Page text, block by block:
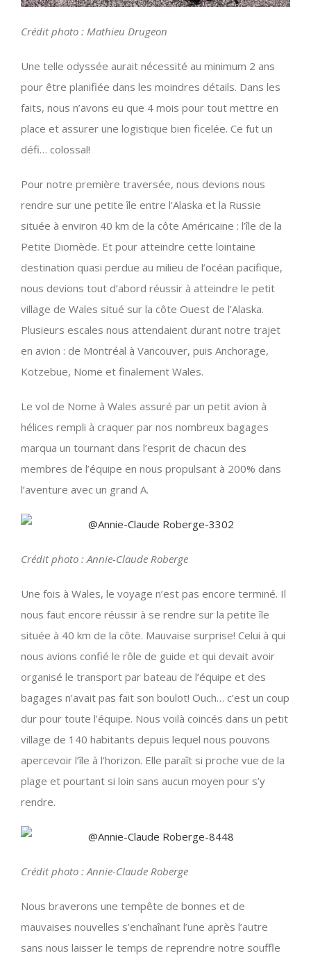
Crédit photo : Mathieu Drugeon
Une telle odyssée aurait nécessité au minimum 2 ans
pour être planifiée dans les moindres détails. Dans les
faits, nous n’avons eu que 4 mois pour tout mettre en
place et assurer une logistique bien ficelée. Ce fut un
défi… colossal!
Pour notre première traversée, nous devions nous
rendre sur une petite île entre l’Alaska et la Russie
située à environ 40 km de la côte Américaine : l’île de la
Petite Diomède. Et pour atteindre cette lointaine
destination quasi perdue au milieu de l’océan pacifique,
nous devions tout d’abord réussir à atteindre le petit
village de Wales situé sur la côte Ouest de l’Alaska.
Plusieurs escales nous attendaient durant notre trajet
en avion : de Montréal à Vancouver, puis Anchorage,
Kotzebue, Nome et finalement Wales.
Le vol de Nome à Wales assuré par un petit avion à
hélices rempli à craquer par nos nombreux bagages
marqua un tournant dans l’esprit de chacun des
membres de l’équipe en nous propulsant à 200% dans
l’aventure avec un grand A.
Crédit photo : Annie-Claude Roberge
Une fois à Wales, le voyage n’est pas encore terminé. Il
nous faut encore réussir à se rendre sur la petite île
située à 40 km de la côte. Mauvaise surprise! Celui à qui
nous avions confié le rôle de guide et qui devait avoir
organisé le transport par bateau de l’équipe et des
bagages n’avait pas fait son boulot! Ouch… c’est un coup
dur pour toute l’équipe. Nous voilà coincés dans un petit
village de 140 habitants depuis lequel nous pouvons
apercevoir l’île à l’horizon. Elle paraît si proche vue de la
plage et pourtant si loin sans aucun moyen pour s’y
rendre.
Crédit photo : Annie-Claude Roberge
Nous braverons une tempête de bonnes et de
mauvaises nouvelles s’enchaînant l’une après l’autre
sans nous laisser le temps de reprendre notre souffle